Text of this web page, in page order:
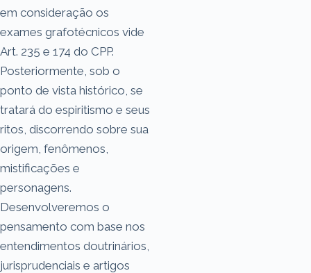
em consideração os
exames grafotécnicos vide
Art. 235 e 174 do CPP.
Posteriormente, sob o
ponto de vista histórico, se
tratará do espiritismo e seus
ritos, discorrendo sobre sua
origem, fenômenos,
mistificações e
personagens.
Desenvolveremos o
pensamento com base nos
entendimentos doutrinários,
jurisprudenciais e artigos